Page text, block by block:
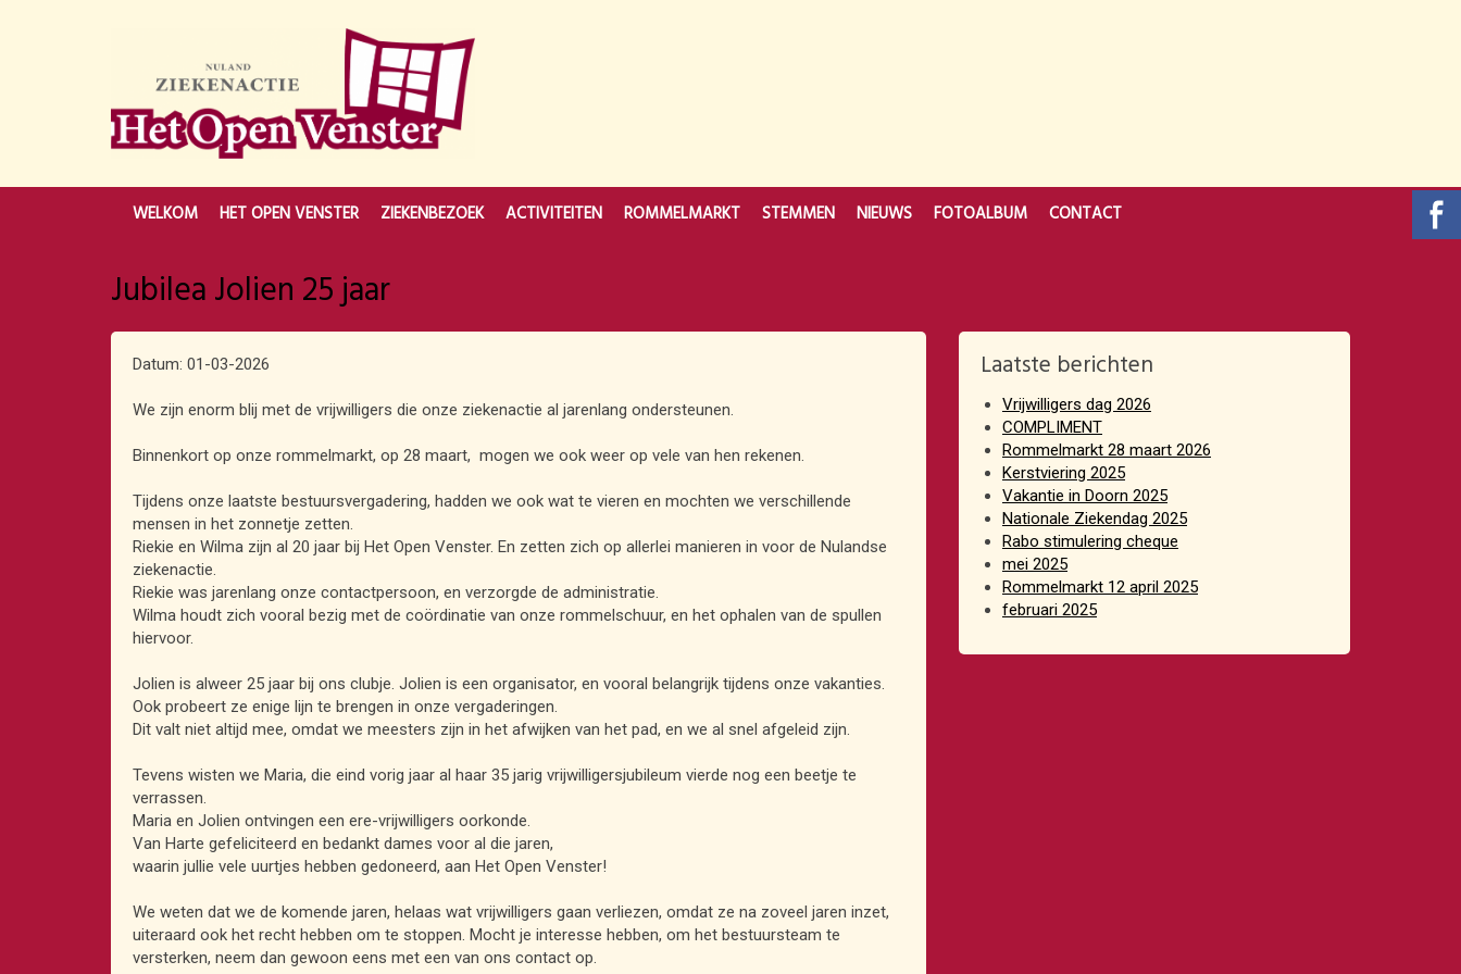
WELKOM HET OPEN VENSTER ZIEKENBEZOEK ACTIVITEITEN ROMMELMARKT STEMMEN NIEUWS FOTOALBUM CONTACT
Jubilea Jolien 25 jaar
Datum: 01-03-2026
We zijn enorm blij met de vrijwilligers die onze ziekenactie al jarenlang ondersteunen.
Binnenkort op onze rommelmarkt, op 28 maart, mogen we ook weer op vele van hen rekenen.
Tijdens onze laatste bestuursvergadering, hadden we ook wat te vieren en mochten we verschillende
mensen in het zonnetje zetten.
Riekie en Wilma zijn al 20 jaar bij Het Open Venster. En zetten zich op allerlei manieren in voor de Nulandse
ziekenactie.
Riekie was jarenlang onze contactpersoon, en verzorgde de administratie.
Wilma houdt zich vooral bezig met de coördinatie van onze rommelschuur, en het ophalen van de spullen
hiervoor.
Jolien is alweer 25 jaar bij ons clubje. Jolien is een organisator, en vooral belangrijk tijdens onze vakanties.
Ook probeert ze enige lijn te brengen in onze vergaderingen.
Dit valt niet altijd mee, omdat we meesters zijn in het afwijken van het pad, en we al snel afgeleid zijn.
Tevens wisten we Maria, die eind vorig jaar al haar 35 jarig vrijwilligersjubileum vierde nog een beetje te
verrassen.
Maria en Jolien ontvingen een ere-vrijwilligers oorkonde.
Van Harte gefeliciteerd en bedankt dames voor al die jaren,
waarin jullie vele uurtjes hebben gedoneerd, aan Het Open Venster!
We weten dat we de komende jaren, helaas wat vrijwilligers gaan verliezen, omdat ze na zoveel jaren inzet,
uiteraard ook het recht hebben om te stoppen. Mocht je interesse hebben, om het bestuursteam te
versterken, neem dan gewoon eens met een van ons contact op.
Laatste berichten
Vrijwilligers dag 2026
COMPLIMENT
Rommelmarkt 28 maart 2026
Kerstviering 2025
Vakantie in Doorn 2025
Nationale Ziekendag 2025
Rabo stimulering cheque
mei 2025
Rommelmarkt 12 april 2025
februari 2025